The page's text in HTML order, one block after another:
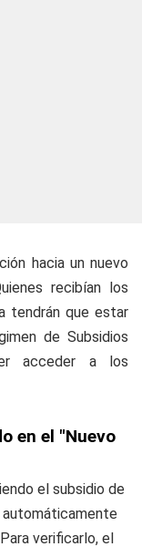
hacia un nuevo
recibían los
tendrán que estar
de Subsidios
acceder a los
en el "Nuevo
el subsidio de
automáticamente
verificarlo, el